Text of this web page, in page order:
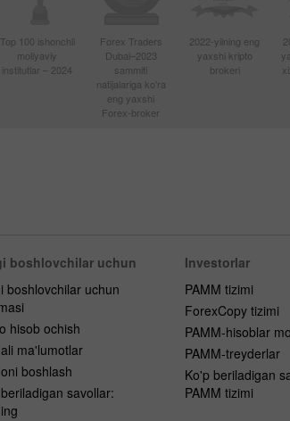
Top 100 ishonchli
moliyaviy
institutlar – 2024
Forex Traders
Dubai–2023
sammiti
natijalariga ko'ra
eng yaxshi
Forex-broker
2022-yilning eng
yaxshi kripto
brokeri
boshlovchilar uchun
boshlovchilar uchun
hisob ochish
ma'lumotlar
boshlash
savollar:
Investorlar
PAMM tizimi
ForexCopy tizimi
PAMM-hisoblar
PAMM-treyderlar
Ko'p beriladigan
PAMM tizimi